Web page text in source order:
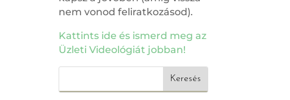
nem vonod feliratkozásod).
Kattints ide és ismerd meg az
Üzleti Videológiát jobban!